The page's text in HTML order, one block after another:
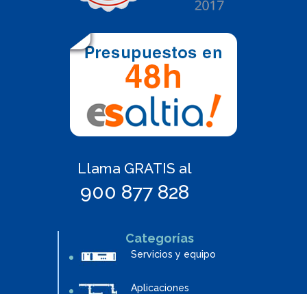
Llama GRATIS al
900 877 828
Categorías
Servicios y equipo
Aplicaciones